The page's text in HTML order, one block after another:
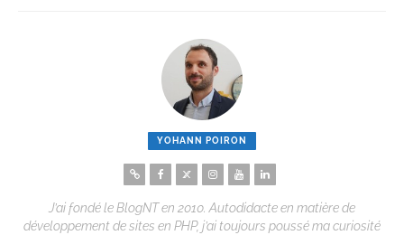
YOHANN POIRON
J’ai fondé le BlogNT en 2010. Autodidacte en matière de
développement de sites en PHP, j’ai toujours poussé ma curiosité